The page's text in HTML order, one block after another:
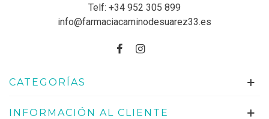
Telf: +34 952 305 899
info@farmaciacaminodesuarez33.es
CATEGORÍAS
INFORMACIÓN AL CLIENTE